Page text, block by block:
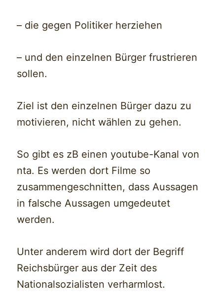
– die gegen Politiker herziehen
– und den einzelnen Bürger frustrieren
sollen.
Ziel ist den einzelnen Bürger dazu zu
motivieren, nicht wählen zu gehen.
So gibt es zB einen youtube-Kanal von
nta. Es werden dort Filme so
zusammengeschnitten, dass Aussagen
in falsche Aussagen umgedeutet
werden.
Unter anderem wird dort der Begriff
Reichsbürger aus der Zeit des
Nationalsozialisten verharmlost.